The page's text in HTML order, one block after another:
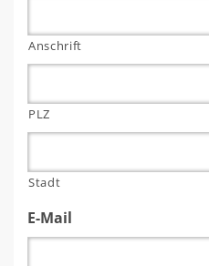
Anschrift
PLZ
Stadt
E-Mail